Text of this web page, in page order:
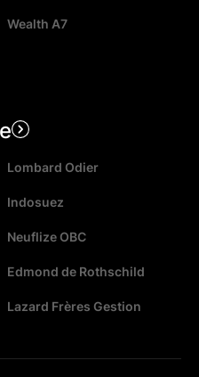
Wealth A7
Lombard Odier
Indosuez
Neuflize OBC
Edmond de Rothschild
Lazard Frères Gestion